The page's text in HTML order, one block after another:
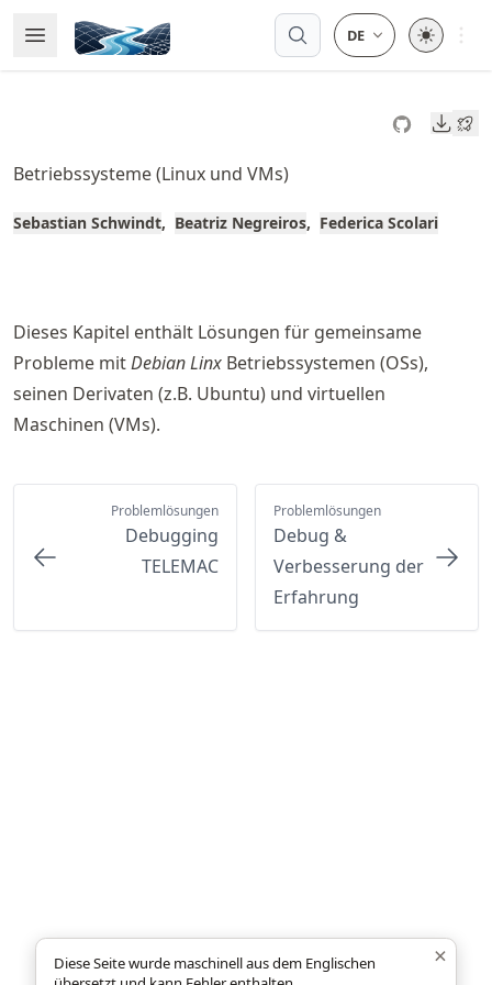
to
article
to
content
Open Menu
Made with MyST
Open
Betriebssysteme (Linux und VMs)
Sebastian Schwindt Beatriz Negreiros Federica Scolari
Dieses Kapitel enthält Lösungen für gemeinsame
Probleme mitDebian Linx Betriebssystemen (OSs),
seinen Derivaten (z.B. Ubuntu) und virtuellen
Maschinen (VMs).
Problemlösungen
Debugging
TELEMAC
Problemlösungen
Debug &
Verbesserung der
Erfahrung
×
Diese Seite wurde maschinell aus dem Englischen